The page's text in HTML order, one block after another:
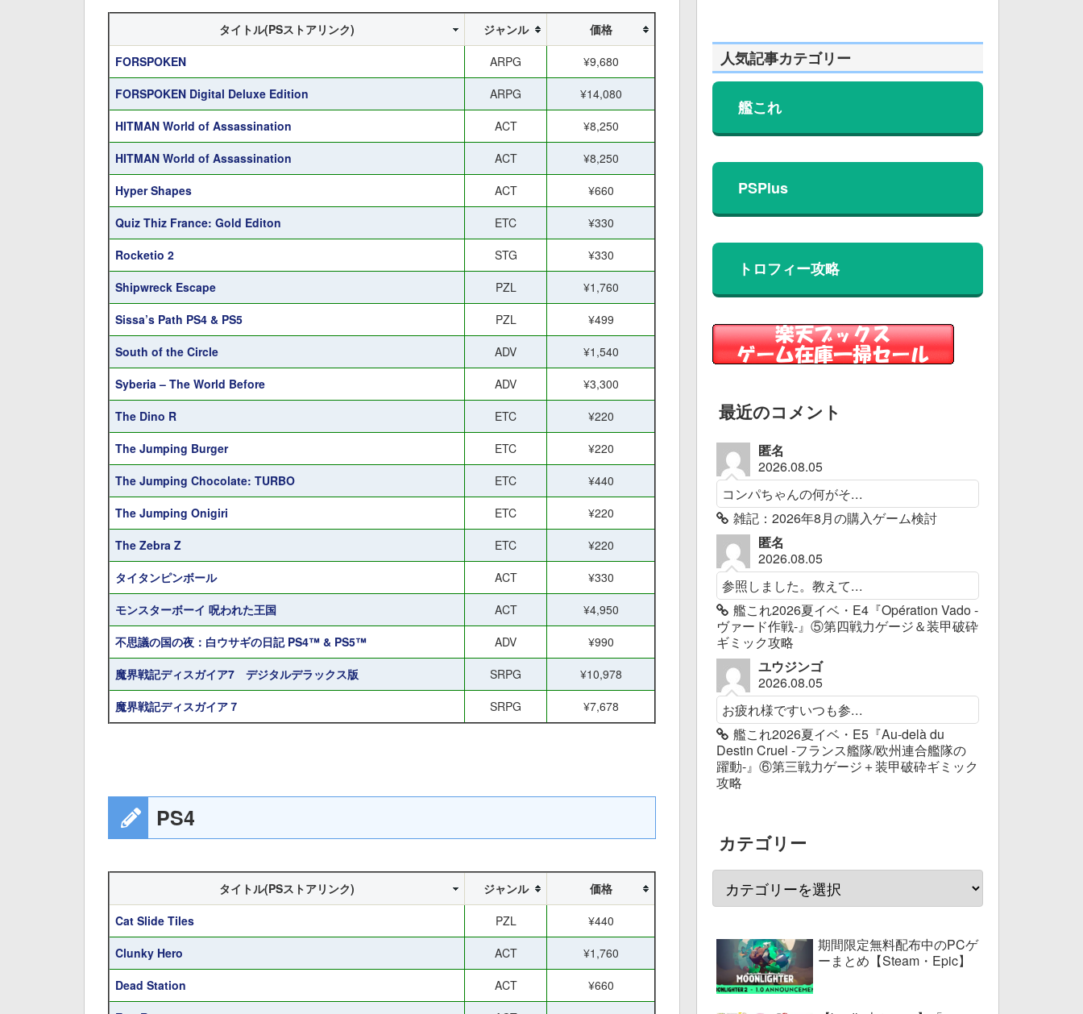
タイトル(PSストアリンク) ジャンル
価格
FORSPOKEN
ARPG
¥9,680
FORSPOKEN Digital Deluxe Edition
ARPG
¥14,080
HITMAN World of Assassination
ACT
¥8,250
HITMAN World of Assassination
ACT
¥8,250
Hyper Shapes
ACT
¥660
Quiz Thiz France: Gold Editon
ETC
¥330
Rocketio 2
STG
¥330
Shipwreck Escape
PZL
¥1,760
Sissa’s Path PS4 & PS5
PZL
¥499
South of the Circle
ADV
¥1,540
Syberia – The World Before
ADV
¥3,300
The Dino R
ETC
¥220
The Jumping Burger
ETC
¥220
The Jumping Chocolate: TURBO
ETC
¥440
The Jumping Onigiri
ETC
¥220
The Zebra Z
ETC
¥220
タイタンピンボール
ACT
¥330
モンスターボーイ 呪われた王国
ACT
¥4,950
不思議の国の夜：白ウサギの日記 PS4™ & PS5™
ADV
¥990
魔界戦記ディスガイア7 デジタルデラックス版
SRPG
¥10,978
魔界戦記ディスガイア７
SRPG ¥7,678
PS4
タイトル(PSストアリンク) ジャンル
価格
Cat Slide Tiles
PZL
¥440
Clunky Hero
ACT
¥1,760
Dead Station
ACT
¥660
人気記事カテゴリー
艦これ
PSPlus
トロフィー攻略
最近のコメント
匿名
2026.08.05
コンパちゃんの何がそ...
雑記：2026年8月の購入ゲーム検討
匿名
2026.08.05
参照しました。教えて...
艦これ2026夏イベ・E4『Opération Vado -
ヴァード作戦-』⑤第四戦力ゲージ＆装甲破砕
ギミック攻略
ユウジンゴ
2026.08.05
お疲れ様ですいつも参...
艦これ2026夏イベ・E5『Au-delà du
Destin Cruel -フランス艦隊/欧州連合艦隊の
躍動-』⑥第三戦力ゲージ＋装甲破砕ギミック
攻略
カテゴリー
期間限定無料配布中のPCゲ
ーまとめ【Steam・Epic】